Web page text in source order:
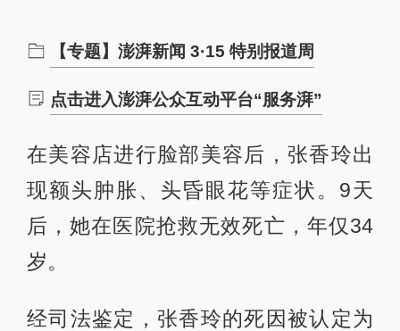
【专题】澎湃新闻 3·15 特别报道周
点击进入澎湃公众互动平台“服务湃”
在美容店进行脸部美容后，张香玲出
现额头肿胀、头昏眼花等症状。9天
后，她在医院抢救无效死亡，年仅34
岁。
经司法鉴定，张香玲的死因被认定为